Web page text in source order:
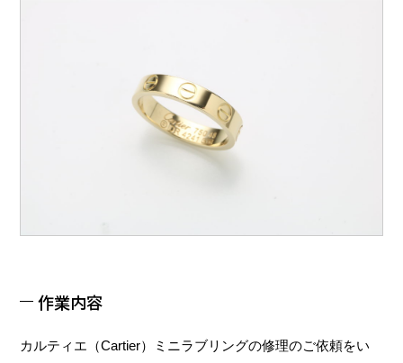
作業内容
カルティエ（Cartier）ミニラブリングの修理のご依頼をい